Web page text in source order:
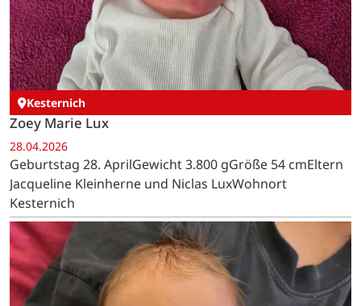
Kesternich
Zoey Marie Lux
28.04.2026
Geburtstag 28. AprilGewicht 3.800 gGröße 54 cmEltern
Jacqueline Kleinherne und Niclas LuxWohnort
Kesternich